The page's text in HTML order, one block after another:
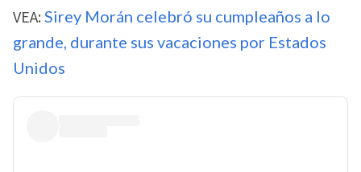
VEA: Sirey Morán celebró su cumpleaños a lo
grande, durante sus vacaciones por Estados
Unidos